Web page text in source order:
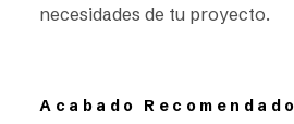
necesidades de tu proyecto.
Acabado Recomendado